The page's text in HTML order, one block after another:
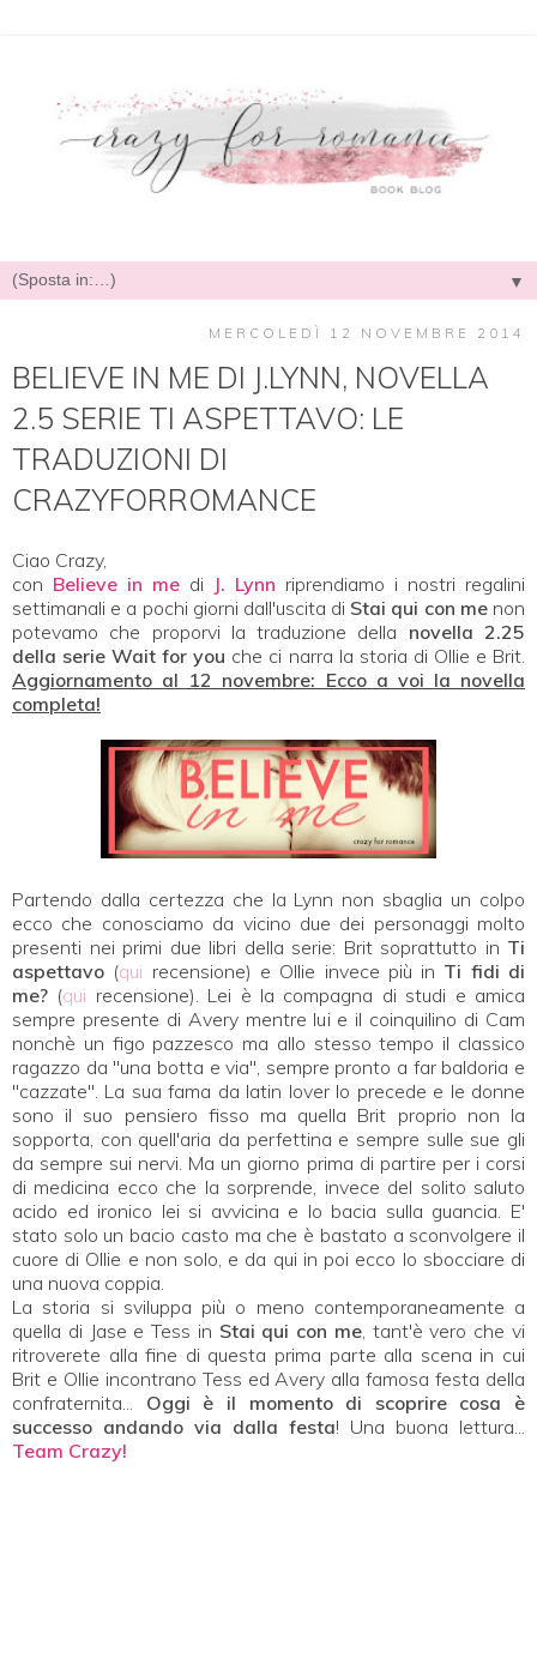
▼
MERCOLEDÌ 12 NOVEMBRE 2014
BELIEVE IN ME DI J.LYNN, NOVELLA
2.5 SERIE TI ASPETTAVO: LE
TRADUZIONI DI
CRAZYFORROMANCE
Ciao Crazy,
con Believe in me di J. Lynn riprendiamo i nostri regalini
settimanali e a pochi giorni dall'uscita di Stai qui con menon
potevamo che proporvi la traduzione della novella 2.25
della serie Wait for you che ci narra la storia di Ollie e Brit.
Aggiornamento al 12 novembre: Ecco a voi la novella
completa!
Partendo dalla certezza che la Lynn non sbaglia un colpo
ecco che conosciamo da vicino due dei personaggi molto
presenti nei primi due libri della serie: Brit soprattutto in Ti
aspettavo (qui recensione) e Ollie invece più in Ti fidi di
me? (qui recensione). Lei è la compagna di studi e amica
sempre presente di Avery mentre lui e il coinquilino di Cam
nonchè un figo pazzesco ma allo stesso tempo il classico
ragazzo da "una botta e via", sempre pronto a far baldoria e
"cazzate". La sua fama da latin lover lo precede e le donne
sono il suo pensiero fisso ma quella Brit proprio non la
sopporta, con quell'aria da perfettina e sempre sulle sue gli
da sempre sui nervi. Ma un giorno prima di partire per i corsi
di medicina ecco che la sorprende, invece del solito saluto
acido ed ironico lei si avvicina e lo bacia sulla guancia. E'
stato solo un bacio casto ma che è bastato a sconvolgere il
cuore di Ollie e non solo, e da qui in poi ecco lo sbocciare di
una nuova coppia.
La storia si sviluppa più o meno contemporaneamente a
quella di Jase e Tess in Stai qui con me, tant'è vero che vi
ritroverete alla fine di questa prima parte alla scena in cui
Brit e Ollie incontrano Tess ed Avery alla famosa festa della
confraternita... Oggi è il momento di scoprire cosa è
successo andando via dalla festa! Una buona lettura...
Team Crazy!